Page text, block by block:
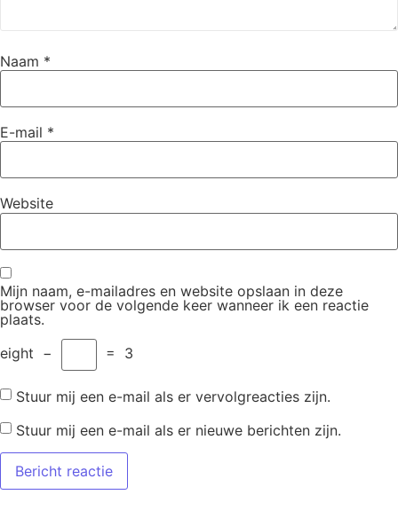
Naam *
E-mail *
Website
Mijn naam, e-mailadres en website opslaan in deze
browser voor de volgende keer wanneer ik een reactie
plaats.
eight − = 3
Stuur mij een e-mail als er vervolgreacties zijn.
Stuur mij een e-mail als er nieuwe berichten zijn.